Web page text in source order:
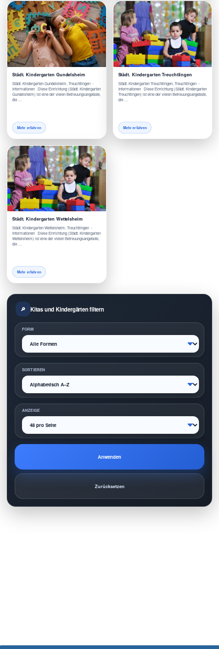
Städt. Kindergarten Gundelsheim
Städt. Kindergarten Gundelsheim, Treuchtlingen -
Informationen Diese Einrichtung (Städt. Kindergarten
Gundelsheim) ist eine der vielen Betreuungsangebote,
die …
Mehr erfahren
Städt. Kindergarten Treuchtlingen
Städt. Kindergarten Treuchtlingen, Treuchtlingen -
Informationen Diese Einrichtung (Städt. Kindergarten
Treuchtlingen) ist eine der vielen Betreuungsangebote,
die …
Mehr erfahren
Städt. Kindergarten Wettelsheim
Städt. Kindergarten Wettelsheim, Treuchtlingen -
Informationen Diese Einrichtung (Städt. Kindergarten
Wettelsheim) ist eine der vielen Betreuungsangebote,
die …
Mehr erfahren
Kitas und Kindergärten filtern
FORM
SORTIEREN
ANZEIGE
Anwenden
Zurücksetzen